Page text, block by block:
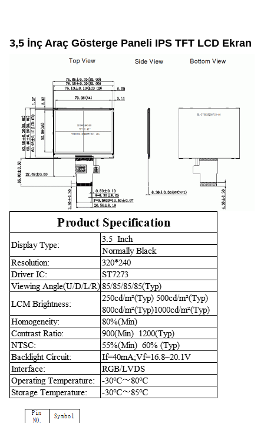
3,5 İnç Araç Gösterge Paneli IPS TFT LCD Ekran